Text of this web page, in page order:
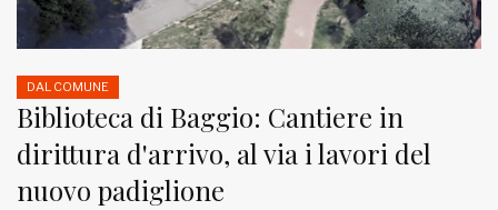
DAL COMUNE
Biblioteca di Baggio: Cantiere in
dirittura d'arrivo, al via i lavori del
nuovo padiglione